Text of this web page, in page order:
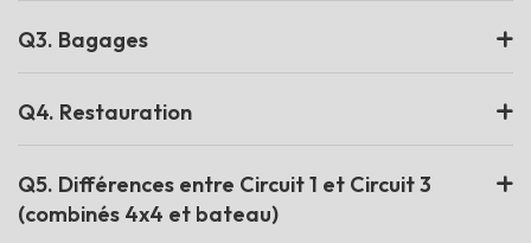
Q3. Bagages
Q4. Restauration
Q5. Différences entre Circuit 1 et Circuit 3
(combinés 4x4 et bateau)